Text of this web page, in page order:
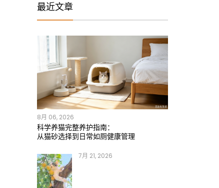
最近文章
8月 06, 2026
科学养猫完整养护指南：
从猫砂选择到日常如厕健康管理
7月 21, 2026